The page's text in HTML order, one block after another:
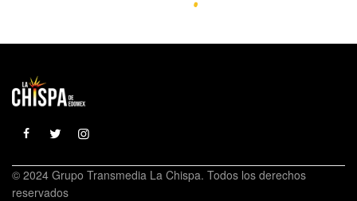
© 2024 Grupo Transmedia La Chispa. Todos los derechos
reservados